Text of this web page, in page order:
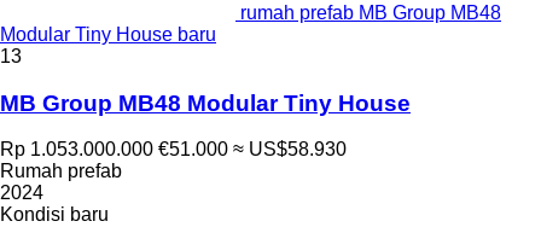
rumah prefab MB Group MB48
Modular Tiny House baru
13
MB Group MB48 Modular Tiny House
Rp 1.053.000.000 €51.000 ≈ US$58.930
Rumah prefab
2024
Kondisi baru